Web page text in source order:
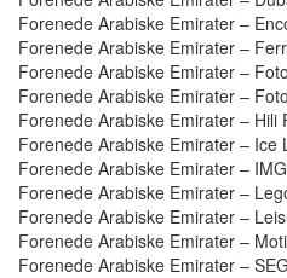
Forenede Arabiske Emirater –
Forenede Arabiske Emirater –
Forenede Arabiske Emirater –
Forenede Arabiske Emirater –
Forenede Arabiske Emirater – Hili
Forenede Arabiske Emirater – Ice
Forenede Arabiske Emirater –
Forenede Arabiske Emirater –
Forenede Arabiske Emirater –
Forenede Arabiske Emirater –
Forenede Arabiske Emirater –